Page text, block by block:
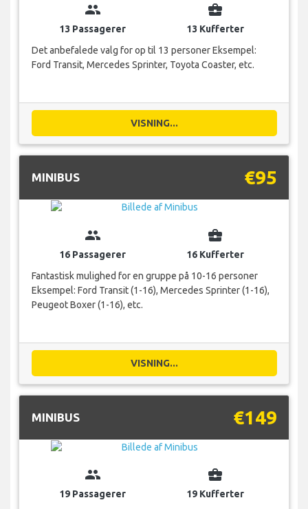
group
13 Passagerer
business_center
13 Kufferter
Det anbefalede valg for op til 13 personer Eksempel:
Ford Transit, Mercedes Sprinter, Toyota Coaster, etc.
VISNING...
MINIBUS €95
group
16 Passagerer
business_center
16 Kufferter
Fantastisk mulighed for en gruppe på 10-16 personer
Eksempel: Ford Transit (1-16), Mercedes Sprinter (1-16),
Peugeot Boxer (1-16), etc.
VISNING...
MINIBUS €149
group
19 Passagerer
business_center
19 Kufferter